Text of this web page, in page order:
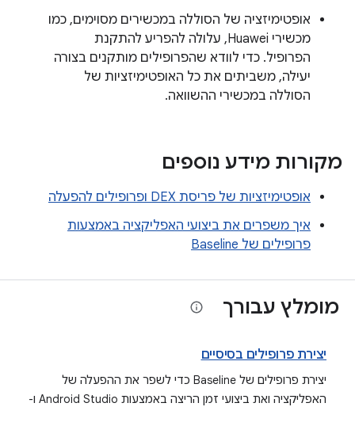
אופטימיזציה של הסוללה במכשירים מסוימים, כמו
מכשירי Huawei, עלולה להפריע להתקנת
הפרופיל. כדי לוודא שהפרופילים מותקנים בצורה
יעילה, משביתים את כל האופטימיזציות של
הסוללה במכשירי ההשוואה.
מקורות מידע נוספים
אופטימיזציות של פריסת DEX ופרופילים להפעלה
איך משפרים את ביצועי האפליקציה באמצעות
פרופילים של Baseline
מומלץ עבורך
יצירת פרופילים בסיסיים
יצירת פרופילים של Baseline כדי לשפר את ההפעלה של
האפליקציה ואת ביצועי זמן הריצה באמצעות Android Studio ו-